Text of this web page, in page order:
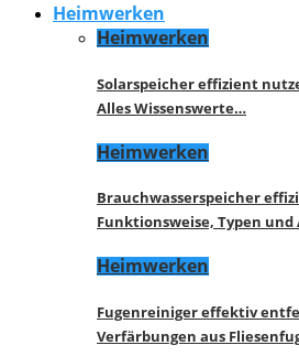
Heimwerken
Heimwerken
Solarspeicher effizient
Alles Wissenswerte…
Heimwerken
Brauchwasserspeicher
Funktionsweise, Typen
Heimwerken
Fugenreiniger effektiv
Verfärbungen aus